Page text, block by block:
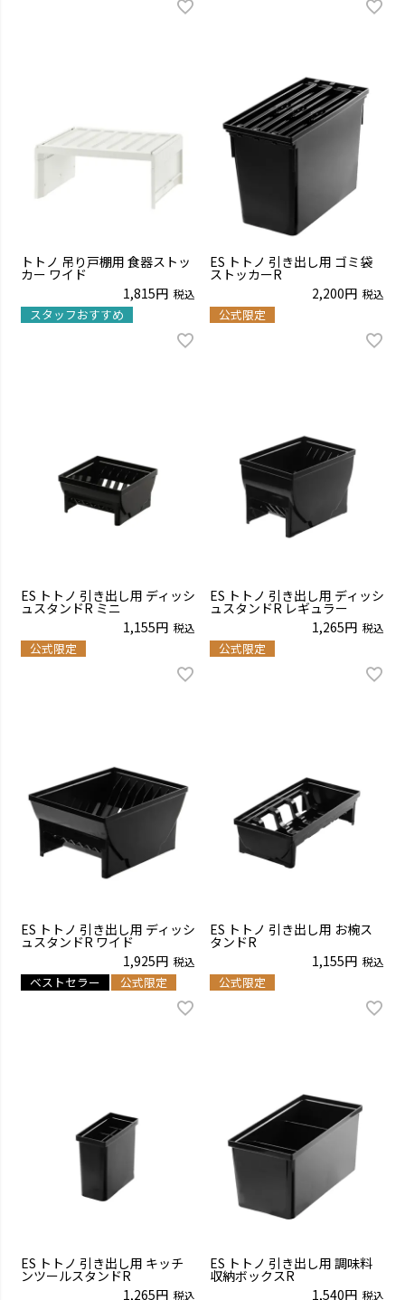
トトノ 吊り戸棚用 食器ストッ
カー ワイド
1,815
税込
スタッフおすすめ
ES トトノ 引き出し用 ゴミ袋
ストッカーR
2,200
税込
公式限定
ES トトノ 引き出し用 ディッシ
ュスタンドR ミニ
1,155
税込
公式限定
ES トトノ 引き出し用 ディッシ
ュスタンドR レギュラー
1,265
税込
公式限定
ES トトノ 引き出し用 ディッシ
ュスタンドR ワイド
1,925
税込
ベストセラー 公式限定
ES トトノ 引き出し用 お椀ス
タンドR
1,155
税込
公式限定
ES トトノ 引き出し用 キッチ
ンツールスタンドR
1,265
税込
ES トトノ 引き出し用 調味料
収納ボックスR
1,540
税込